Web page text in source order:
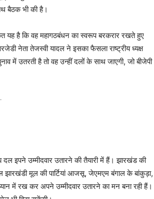
बैठक भी की है।
है कि वह महागठबंधन का स्वरूप बरकरार रखते हुए
नेता तेजस्वी यादल ने इसका फैसला राष्ट्रीय ध्यक्ष
में उतरती है तो वह उन्हीं दलों के साथ जाएगी, जो बीजेपी
दल इपने उम्मीदवार उतारने की तैयारी में हैं। झारखंड की
मूल की पार्टियां आजसू, जेएमएम बंगाल के बांकुड़ा,
में रख कर अपने उम्मीदवार उतारने का मन बना रही हैं।